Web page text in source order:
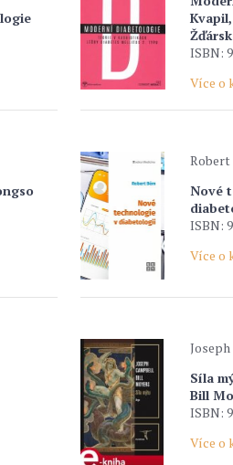
ISBN:
Více o
Robert
Nové
ISBN:
Více o
Síla
Bill
ISBN:
Více o